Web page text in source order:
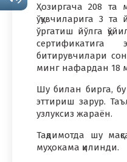
Ҳозиргача 208 та
ўқувчиларига 3
ўргатиш йўлга
битирувчилари
минг нафардан 18
Шу билан бирга,
эттириш зарур.
узлуксиз жараён.
Тақдимотда шу
муҳокама қилинди.